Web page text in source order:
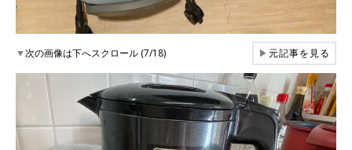
▼次の画像は下へスクロール (7/18) ▶元記事を見る